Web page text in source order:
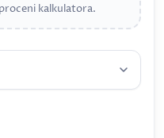
kalkulatora.